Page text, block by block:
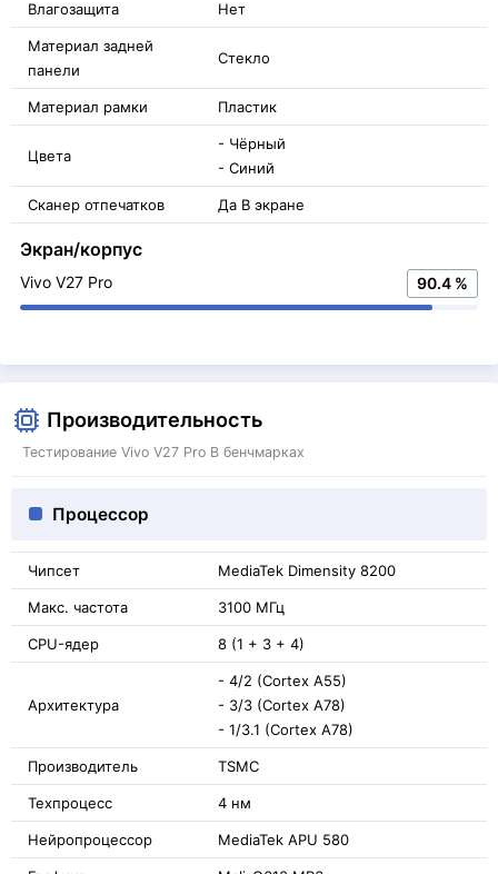
Влагозащита Нет
Материал задней
панели
Стекло
Материал рамки Пластик
Цвета
- Чёрный
- Синий
Сканер отпечатков Да В экране
Экран/корпус
Vivo V27 Pro 90.4 %
Производительность
Тестирование Vivo V27 Pro В бенчмарках
Процессор
Чипсет MediaTek Dimensity 8200
Макс. частота 3100 МГц
CPU-ядер 8 (1 + 3 + 4)
Архитектура
- 4/2 (Cortex A55)
- 3/3 (Cortex A78)
- 1/3.1 (Cortex A78)
Производитель TSMC
Техпроцесс 4 нм
Нейропроцессор MediaTek APU 580